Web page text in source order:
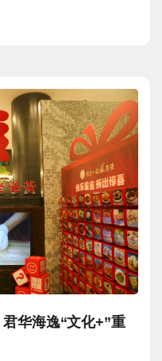
华海逸“文化+”重